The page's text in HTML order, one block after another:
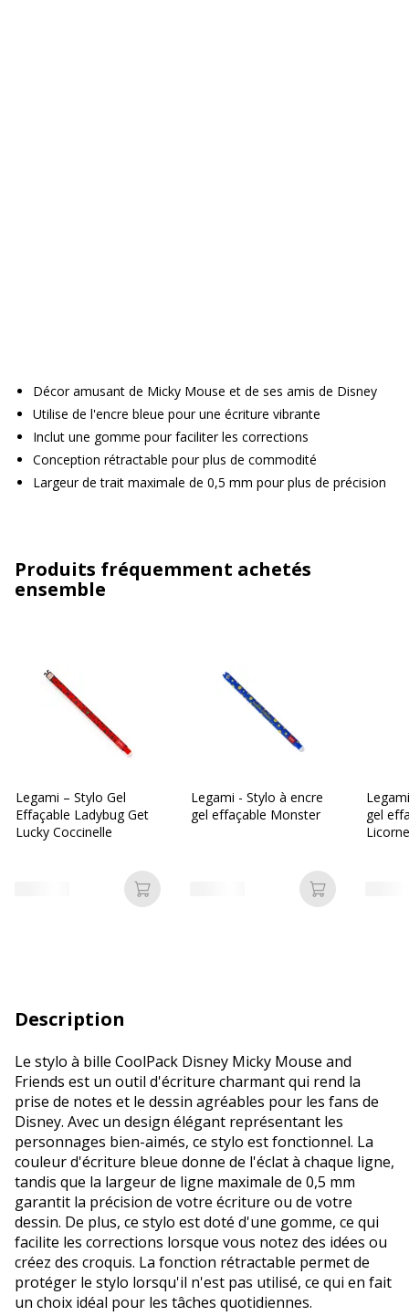
Décor amusant de Micky Mouse et de ses amis de Disney
Utilise de l'encre bleue pour une écriture vibrante
Inclut une gomme pour faciliter les corrections
Conception rétractable pour plus de commodité
Largeur de trait maximale de 0,5 mm pour plus de précision
Produits fréquemment achetés
ensemble
Legami – Stylo Gel
Effaçable Ladybug Get
Lucky Coccinelle
Ajouter au panier
Legami - Stylo à encre
gel effaçable Monster
Ajouter au
gel
Licorne
Description
Le stylo à bille CoolPack Disney Micky Mouse and
Friends est un outil d'écriture charmant qui rend la
prise de notes et le dessin agréables pour les fans de
Disney. Avec un design élégant représentant les
personnages bien-aimés, ce stylo est fonctionnel. La
couleur d'écriture bleue donne de l'éclat à chaque ligne,
tandis que la largeur de ligne maximale de 0,5 mm
garantit la précision de votre écriture ou de votre
dessin. De plus, ce stylo est doté d'une gomme, ce qui
facilite les corrections lorsque vous notez des idées ou
créez des croquis. La fonction rétractable permet de
protéger le stylo lorsqu'il n'est pas utilisé, ce qui en fait
un choix idéal pour les tâches quotidiennes.